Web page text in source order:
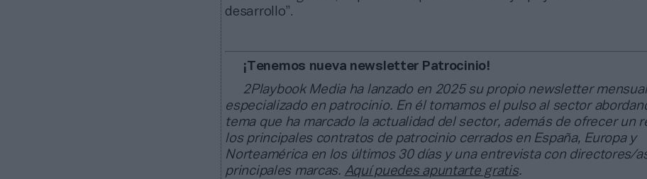
desarrollo”.
¡Tenemos nueva newsletter Patrocinio!
2Playbook Media ha lanzado en 2025 su propio newsletter mensual
especializado en patrocinio. En él tomamos el pulso al sector
tema que ha marcado la actualidad del sector, además de ofrecer un
los principales contratos de patrocinio cerrados en España, Europa y
Norteamérica en los últimos 30 días y una entrevista con directores/
principales marcas. Aquí puedes apuntarte gratis.